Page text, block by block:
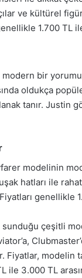
ve kültürel
1.700 TL
modern bir
oldukça
tanır. Justin
modelinin
hatları ile
genellikle
sunduğu çeşitli
Fiyatlar,
ile 3.000 TL